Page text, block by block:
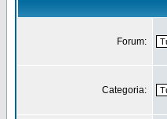
Forum:
Categoria: